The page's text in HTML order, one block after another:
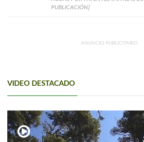
PUBLICACIÓN]
ANUNCIO PUBLICITARIO
VIDEO DESTACADO